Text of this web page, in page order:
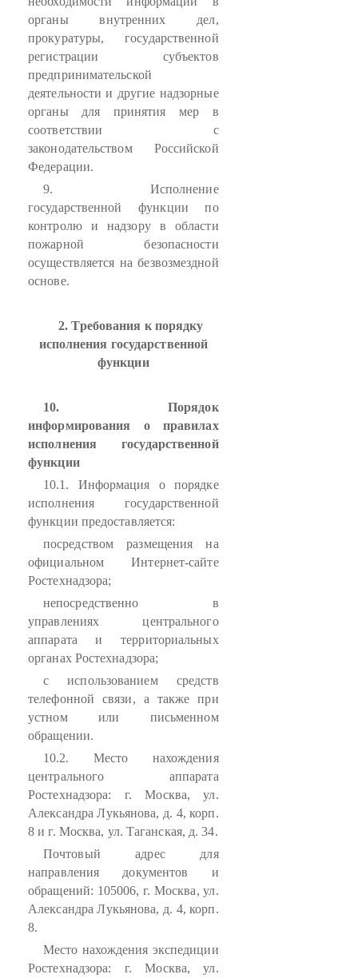
органы внутренних дел,
прокуратуры, государственной
регистрации субъектов
предпринимательской
деятельности и другие надзорные
органы для принятия мер в
соответствии с
законодательством Российской
Федерации.
9. Исполнение
государственной функции по
контролю и надзору в области
пожарной безопасности
осуществляется на безвозмездной
основе.
2. Требования к порядку
исполнения государственной
функции
10. Порядок
информирования о правилах
исполнения государственной
функции
10.1. Информация о порядке
исполнения государственной
функции предоставляется:
посредством размещения на
официальном Интернет-сайте
Ростехнадзора;
непосредственно в
управлениях центрального
аппарата и территориальных
органах Ростехнадзора;
с использованием средств
телефонной связи, а также при
устном или письменном
обращении.
10.2. Место нахождения
центрального аппарата
Ростехнадзора: г. Москва, ул.
Александра Лукьянова, д. 4, корп.
8 и г. Москва, ул. Таганская, д. 34.
Почтовый адрес для
направления документов и
обращений: 105006, г. Москва, ул.
Александра Лукьянова, д. 4, корп.
8.
Место нахождения экспедиции
Ростехнадзора: г. Москва, ул.